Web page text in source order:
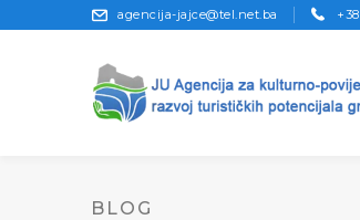
agencija-jajce@tel.net.ba
BLOG